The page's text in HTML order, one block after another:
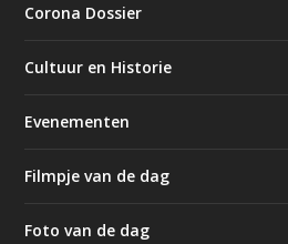
Corona Dossier
Cultuur en Historie
Evenementen
Filmpje van de dag
Foto van de dag